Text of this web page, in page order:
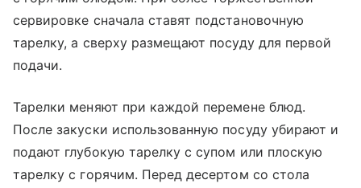
сервировке сначала ставят подстановочную
тарелку, а сверху размещают посуду для первой
подачи.
Тарелки меняют при каждой перемене блюд.
После закуски использованную посуду убирают и
подают глубокую тарелку с супом или плоскую
тарелку с горячим. Перед десертом со стола